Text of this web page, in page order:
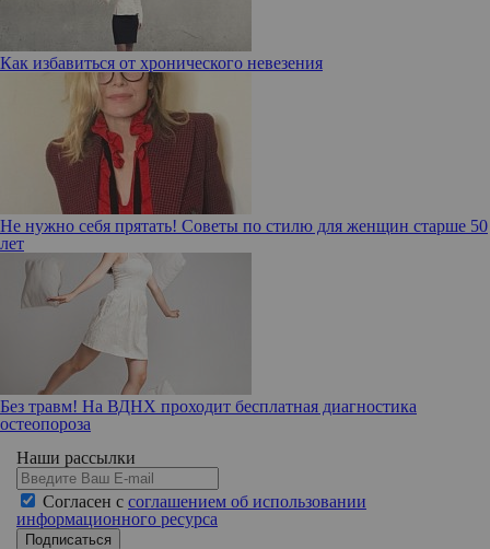
Как избавиться от хронического невезения
Не нужно себя прятать! Советы по стилю для женщин старше 50
лет
Без травм! На ВДНХ проходит бесплатная диагностика
остеопороза
Наши рассылки
Согласен с соглашением об использовании
информационного ресурса
Подписаться